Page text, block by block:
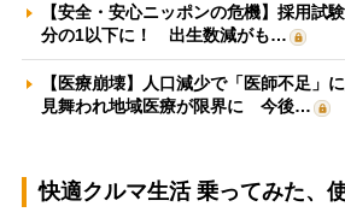
【安全・安心ニッポンの危機】採用試
分の1以下に！ 出生数減がも…
【医療崩壊】人口減少で「医師不足」
見舞われ地域医療が限界に 今後…
快適クルマ生活 乗ってみた、